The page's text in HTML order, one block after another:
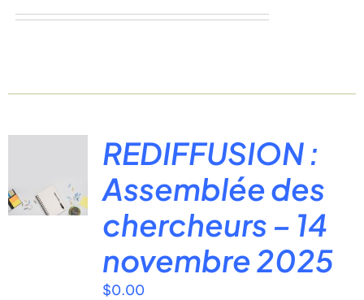
REDIFFUSION :
Assemblée des
chercheurs – 14
novembre 2025
$0.00